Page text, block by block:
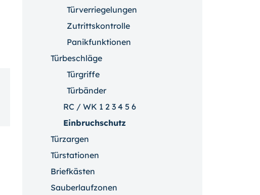
Türverriegelungen
Zutrittskontrolle
Panikfunktionen
Türbeschläge
Türgriffe
Türbänder
RC / WK 1 2 3 4 5 6
Einbruchschutz
Türzargen
Türstationen
Briefkästen
Sauberlaufzonen